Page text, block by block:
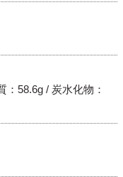
58.6g / 炭水化物：